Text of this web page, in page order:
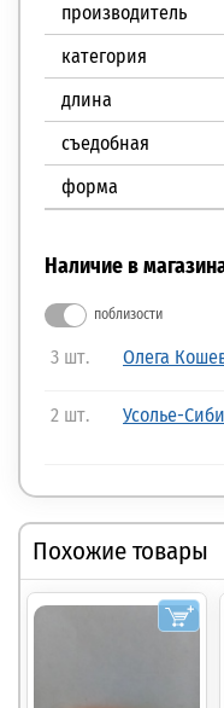
производитель
категория
длина
съедобная
форма
Наличие в
поблизости
3 шт. Олега
2 шт. Усолье-
Похожие товары